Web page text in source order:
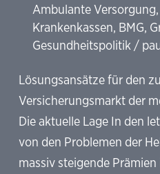
Ambulante Versorgung,
Krankenkassen, BMG,
Gesundheitspolitik/
Lösungsansätze für den
Versicherungsmarkt der
Die aktuelle Lage In den
von den Problemen der
massiv steigende